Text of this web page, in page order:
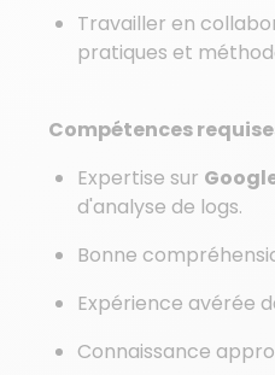
Travailler en
pratiques et
Compétences
Expertise sur
d'analyse de logs.
Bonne
Expérience avérée
Connaissance